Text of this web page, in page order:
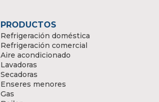
PRODUCTOS
Refrigeración doméstica
Refrigeración comercial
Aire acondicionado
Lavadoras
Secadoras
Enseres menores
Gas